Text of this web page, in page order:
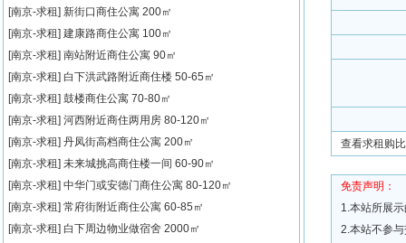
查看求租购
免责声明：
1.本站所展
2.本站不参
[南京-求租] 新街口商住公寓 200㎡
[南京-求租] 建康路商住公寓 100㎡
[南京-求租] 南站附近商住公寓 90㎡
[南京-求租] 白下洪武路附近商住楼 50-65㎡
[南京-求租] 鼓楼商住公寓 70-80㎡
[南京-求租] 河西附近商住两用房 80-120㎡
[南京-求租] 丹凤街高档商住公寓 200㎡
[南京-求租] 未来城挑高商住楼一间 60-90㎡
[南京-求租] 中华门或安德门商住公寓 80-120㎡
[南京-求租] 常府街附近商住公寓 60-85㎡
[南京-求租] 白下周边物业做宿舍 2000㎡